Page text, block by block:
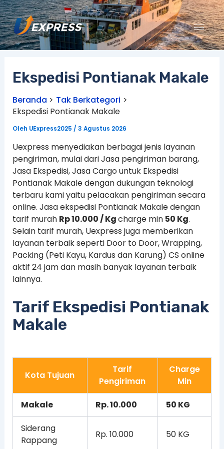
Lewati
ke
konten
Ekspedisi Pontianak Makale
Beranda
Tak Berkategori
Ekspedisi Pontianak Makale
Oleh UExpress2025 / 3 Agustus 2026
Uexpress menyediakan berbagai jenis layanan
pengiriman, mulai dari Jasa pengiriman barang,
Jasa Ekspedisi, Jasa Cargo untuk Ekspedisi
Pontianak Makale dengan dukungan teknologi
terbaru kami yaitu pelacakan pengiriman secara
online. Jasa ekspedisi Pontianak Makale dengan
tarif murah Rp 10.000 / Kgcharge min 50 Kg.
Selain tarif murah, Uexpress juga memberikan
layanan terbaik seperti Door to Door, Wrapping,
Packing (Peti Kayu, Kardus dan Karung) CS online
aktif 24 jam dan masih banyak layanan terbaik
lainnya.
Tarif Ekspedisi Pontianak
Makale
Kota Tujuan
Tarif
Pengiriman
Charge
Min
Makale Rp. 10.000 50 KG
Siderang
Rappang
Rp. 10.000 50 KG